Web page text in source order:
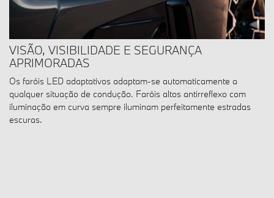
VISÃO, VISIBILIDADE E SEGURANÇA
APRIMORADAS
Os faróis LED adaptativos adaptam-se automaticamente a
qualquer situação de condução. Faróis altos antirreflexo com
iluminação em curva sempre iluminam perfeitamente estradas